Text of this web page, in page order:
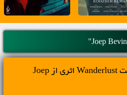
دانلود آهنگ بی کلام و لایت Wanderlust اثری از Joep